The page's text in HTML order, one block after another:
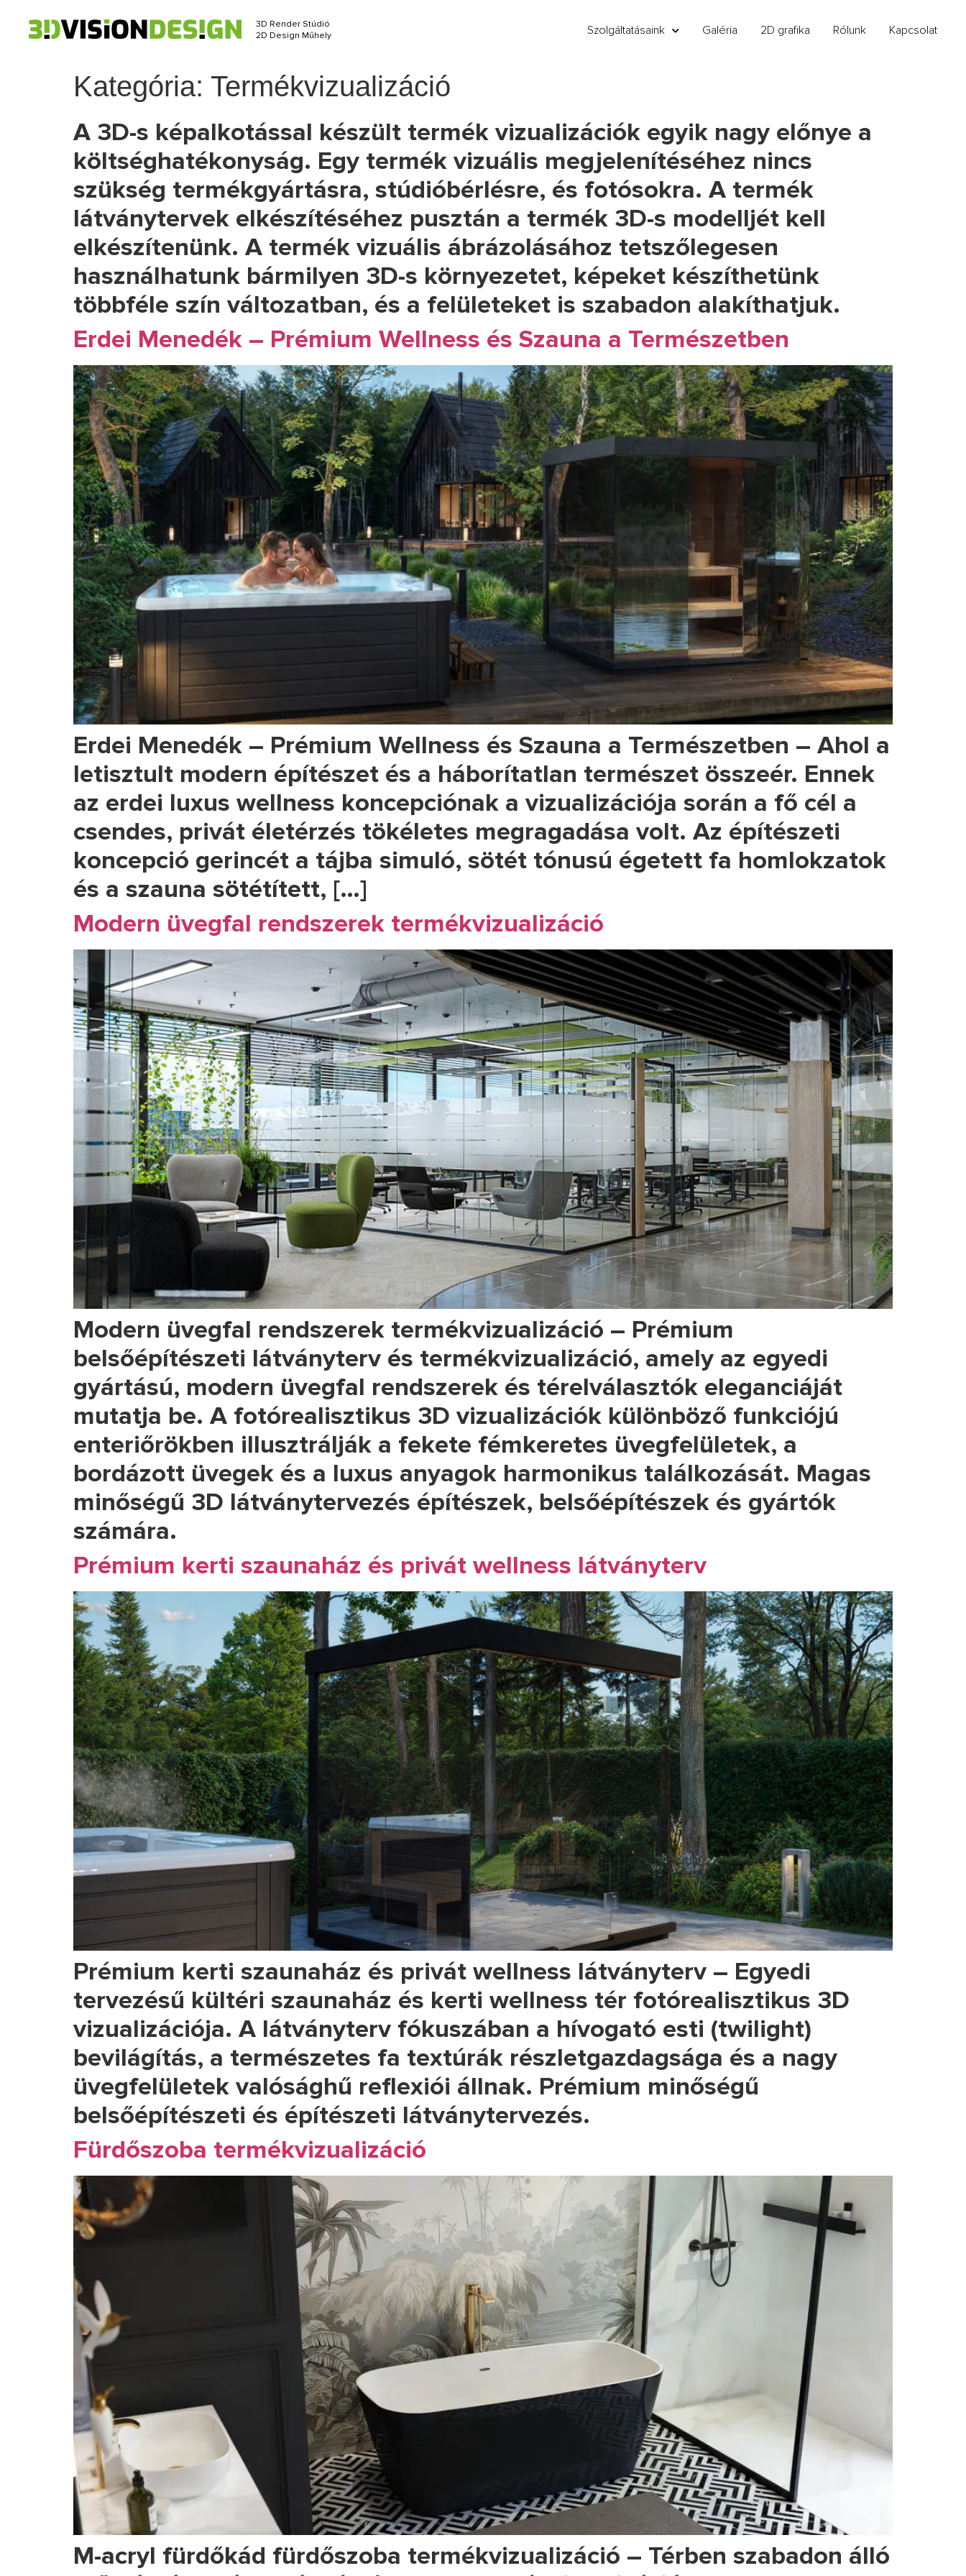
3D Render Stúdió
2D Design Műhely
Szolgáltatásaink Galéria 2D grafika Rólunk Kapcsolat
Kategória: Termékvizualizáció
A 3D-s képalkotással készült termék vizualizációk egyik nagy előnye a
költséghatékonyság. Egy termék vizuális megjelenítéséhez nincs
szükség termékgyártásra, stúdióbérlésre, és fotósokra. A termék
látványtervek elkészítéséhez pusztán a termék 3D-s modelljét kell
elkészítenünk. A termék vizuális ábrázolásához tetszőlegesen
használhatunk bármilyen 3D-s környezetet, képeket készíthetünk
többféle szín változatban, és a felületeket is szabadon alakíthatjuk.
Erdei Menedék – Prémium Wellness és Szauna a Természetben
Erdei Menedék – Prémium Wellness és Szauna a Természetben – Ahol a
letisztult modern építészet és a háborítatlan természet összeér. Ennek
az erdei luxus wellness koncepciónak a vizualizációja során a fő cél a
csendes, privát életérzés tökéletes megragadása volt. Az építészeti
koncepció gerincét a tájba simuló, sötét tónusú égetett fa homlokzatok
és a szauna sötétített, […]
Modern üvegfal rendszerek termékvizualizáció
Modern üvegfal rendszerek termékvizualizáció – Prémium
belsőépítészeti látványterv és termékvizualizáció, amely az egyedi
gyártású, modern üvegfal rendszerek és térelválasztók eleganciáját
mutatja be. A fotórealisztikus 3D vizualizációk különböző funkciójú
enteriőrökben illusztrálják a fekete fémkeretes üvegfelületek, a
bordázott üvegek és a luxus anyagok harmonikus találkozását. Magas
minőségű 3D látványtervezés építészek, belsőépítészek és gyártók
számára.
Prémium kerti szaunaház és privát wellness látványterv
Prémium kerti szaunaház és privát wellness látványterv – Egyedi
tervezésű kültéri szaunaház és kerti wellness tér fotórealisztikus 3D
vizualizációja. A látványterv fókuszában a hívogató esti (twilight)
bevilágítás, a természetes fa textúrák részletgazdagsága és a nagy
üvegfelületek valósághű reflexiói állnak. Prémium minőségű
belsőépítészeti és építészeti látványtervezés.
Fürdőszoba termékvizualizáció
M-acryl fürdőkád fürdőszoba termékvizualizáció – Térben szabadon álló